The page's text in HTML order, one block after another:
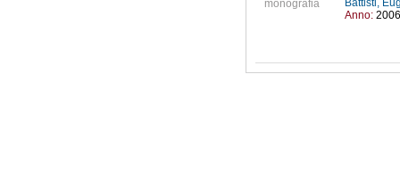
monografia
Battisti,
Anno: 2006